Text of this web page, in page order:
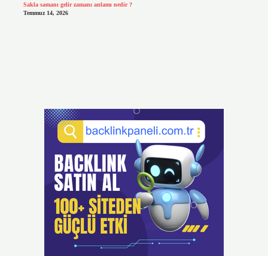
Sakla samanı gelir zamanı anlamı nedir ?
Temmuz 14, 2026